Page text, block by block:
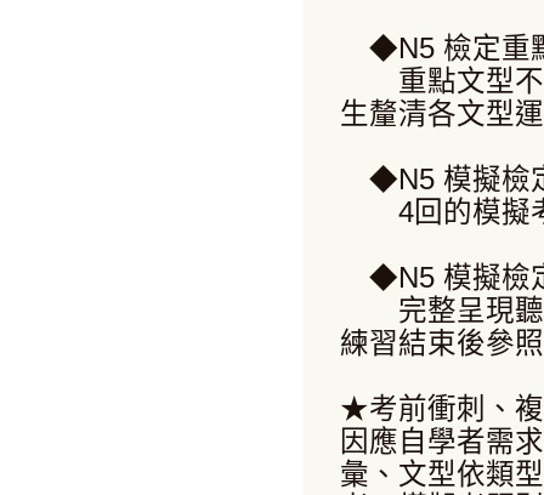
◆N5 檢定重
重點文型不
生釐清各文型
◆N5 模擬檢
4回的模擬考
◆N5 模擬檢
完整呈現聽
練習結束後參
★考前衝刺、
因應自學者需
彙、文型依類